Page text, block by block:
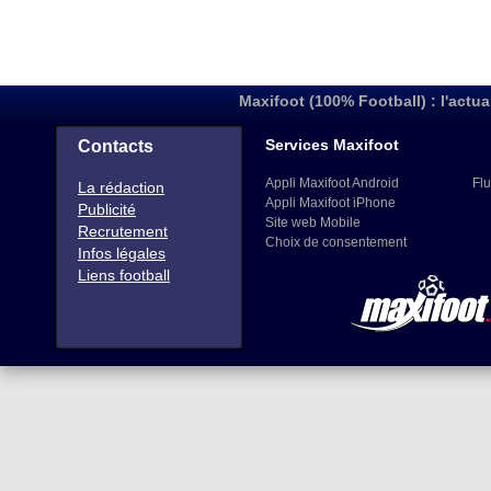
Maxifoot (100% Football) :
Contacts
La rédaction
Publicité
Recrutement
Infos légales
Liens football
Services Maxifoot
Appli Maxifoot Android
Appli Maxifoot iPhone
Site web Mobile
Choix de consentement